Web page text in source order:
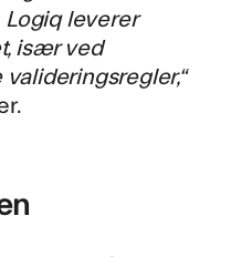
leverer
især ved